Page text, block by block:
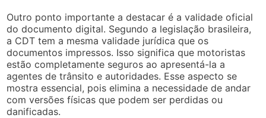
Outro ponto importante a destacar é a validade oficial
do documento digital. Segundo a legislação brasileira,
a CDT tem a mesma validade jurídica que os
documentos impressos. Isso significa que motoristas
estão completamente seguros ao apresentá-la a
agentes de trânsito e autoridades. Esse aspecto se
mostra essencial, pois elimina a necessidade de andar
com versões físicas que podem ser perdidas ou
danificadas.